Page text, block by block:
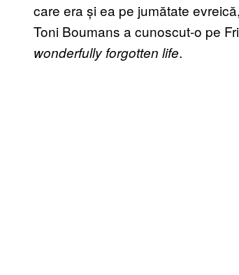
care era și ea pe jumătate
Toni Boumans a cunoscut-o pe
wonderfully forgotten life.